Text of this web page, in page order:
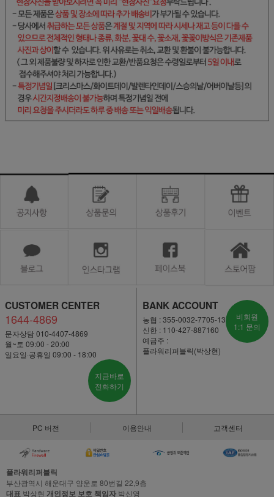
CUSTOMER CENTER
1644-4869
문자상담 010-4407-4869
월~토 09:00 - 20:00
일요일·공휴일 09:00 - 18:00
지금바로
전화하기
BANK ACCOUNT
농협 : 355-0032-7705-13
신한 : 110-427-887160
예금주 :
플라워리퍼블릭(박상현)
비회원
1:1 문의
PC 버전 이용안내 고객센터
플라워리퍼블릭
부산광역시 해운대구 양운로 80번길 22,9층
대표 박상현 개인정보 보호 책임자 박신영